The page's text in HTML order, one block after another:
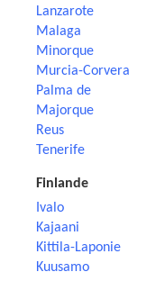
Lanzarote
Malaga
Minorque
Murcia-Corvera
Palma de
Majorque
Reus
Tenerife
Finlande
Ivalo
Kajaani
Kittila-Laponie
Kuusamo